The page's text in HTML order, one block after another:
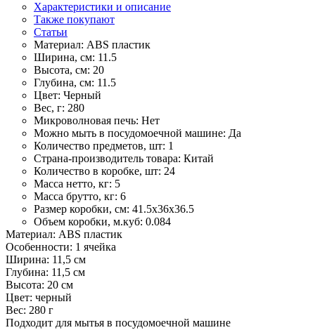
Характеристики и описание
Также покупают
Статьи
Материал: ABS пластик
Ширина, см: 11.5
Высота, см: 20
Глубина, см: 11.5
Цвет: Черный
Вес, г: 280
Микроволновая печь: Нет
Можно мыть в посудомоечной машине: Да
Количество предметов, шт: 1
Страна-производитель товара: Китай
Количество в коробке, шт: 24
Масса нетто, кг: 5
Масса брутто, кг: 6
Размер коробки, см: 41.5х36х36.5
Объем коробки, м.куб: 0.084
Материал: ABS пластик
Особенности: 1 ячейка
Ширина: 11,5 см
Глубина: 11,5 см
Высота: 20 см
Цвет: черный
Вес: 280 г
Подходит для мытья в посудомоечной машине